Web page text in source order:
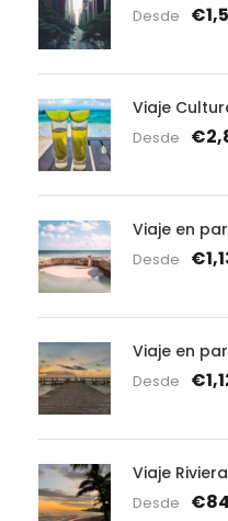
Desde
Viaje
Desde
Viaje en
Desde
Viaje en
Desde
Viaje
Desde